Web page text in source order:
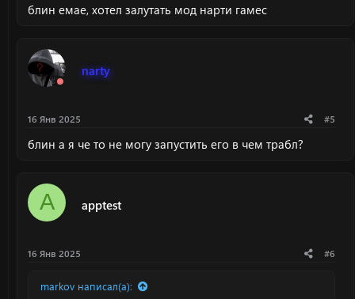
блин емае, хотел залутать мод нарти гамес
narty
16 Янв 2025 #5
блин а я че то не могу запустить его в чем трабл?
A apptest
16 Янв 2025 #6
markov написал(а):